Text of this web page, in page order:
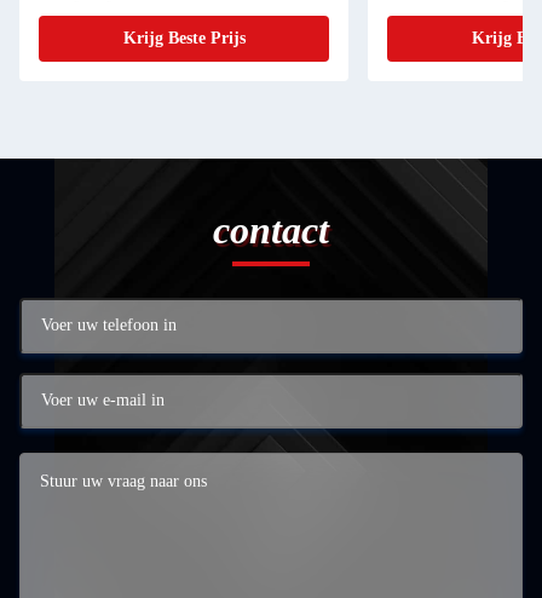
Krijg Beste Prijs
500L/H-80000L/H
Krijg
contact